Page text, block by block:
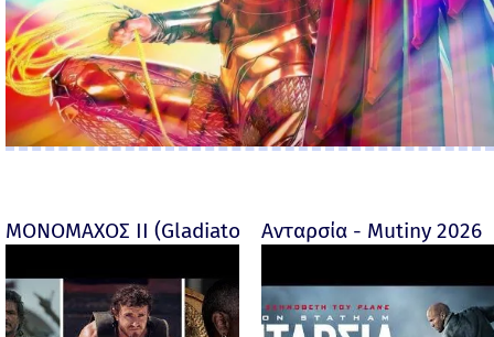
ΜΟΝΟΜΑΧΟΣ ΙΙ (Gladiator II) -Ανταρσία - Mutiny 2026